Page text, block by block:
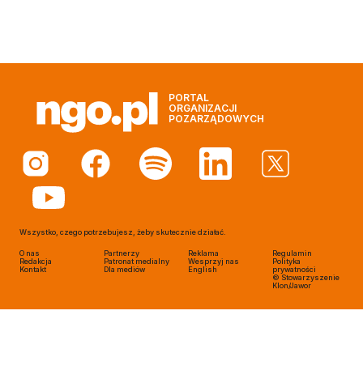
PORTAL
ORGANIZACJI
POZARZĄDOWYCH
Wszystko, czego potrzebujesz, żeby skutecznie działać.
O nas
Redakcja
Kontakt
Partnerzy
Patronat medialny
Dla mediów
Reklama
Wesprzyj nas
English
Regulamin
Polityka
prywatności
© Stowarzyszenie
Klon/Jawor